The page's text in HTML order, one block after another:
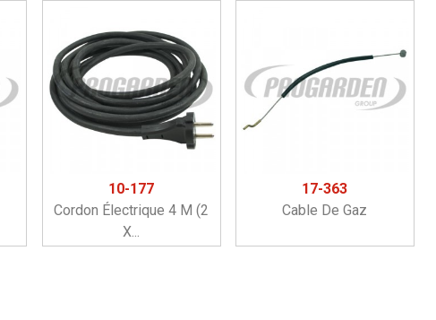
10-177
Cordon Électrique 4 M (2
X...
17-363
Cable De Gaz